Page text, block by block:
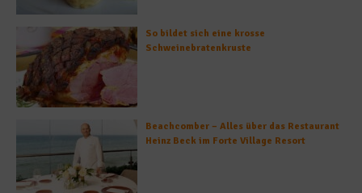
So bildet sich eine krosse
Schweinebratenkruste
Beachcomber – Alles über das Restaurant
Heinz Beck im Forte Village Resort